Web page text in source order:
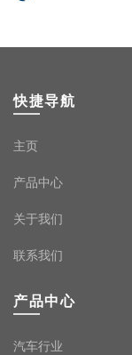
快捷导航
主页
产品中心
关于我们
联系我们
产品中心
汽车行业